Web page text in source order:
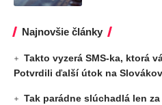
Najnovšie články
Takto vyzerá SMS-ka, ktorá
Potvrdili ďalší útok na
Tak parádne slúchadlá len